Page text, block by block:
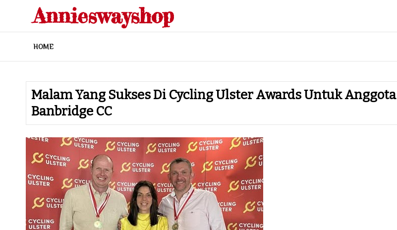
content
Annieswayshop
HOME
Malam Yang Sukses Di Cycling Ulster Awards Untuk Anggota
Banbridge CC